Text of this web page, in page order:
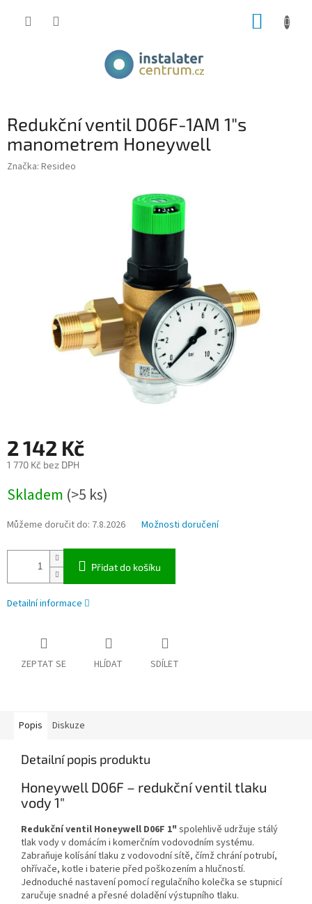
Redukční ventil D06F-1AM 1"s
manometrem Honeywell
Značka: Resideo
2 142 Kč
1 770 Kč bez DPH
cena:
Skladem (>5 ks)
Můžeme doručit do: 7.8.2026 Možnosti doručení
Přidat do košíku
Detailní informace
ZEPTAT SE HLÍDAT SDÍLET
Popis Diskuze
Detailní popis produktu
Honeywell D06F – redukční ventil tlaku
vody 1"
Redukční ventil Honeywell D06F 1" spolehlivě udržuje stálý
tlak vody v domácím i komerčním vodovodním systému.
Zabraňuje kolísání tlaku z vodovodní sítě, čímž chrání potrubí,
ohřívače, kotle i baterie před poškozením a hlučností.
Jednoduché nastavení pomocí regulačního kolečka se stupnicí
zaručuje snadné a přesné doladění výstupního tlaku.